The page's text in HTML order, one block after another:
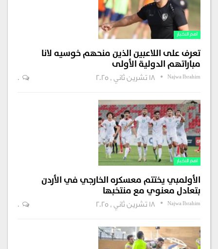
اهم الاخبار
تعرف على اللاعبين الذين منحهم خوسيه لانا
مباراتهم الدولية الأولى
Najwa Ibrahim 18 تشرين ثاني , 2025 0
اهم الاخبار
الأولمبي يختتم معسكره الخارجي في الأردن
بتعادل معنوي مع منتخبها
Najwa Ibrahim 18 تشرين ثاني , 2025 0